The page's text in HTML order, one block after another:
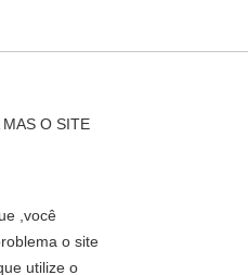
O SITE
,você
o site
utilize o